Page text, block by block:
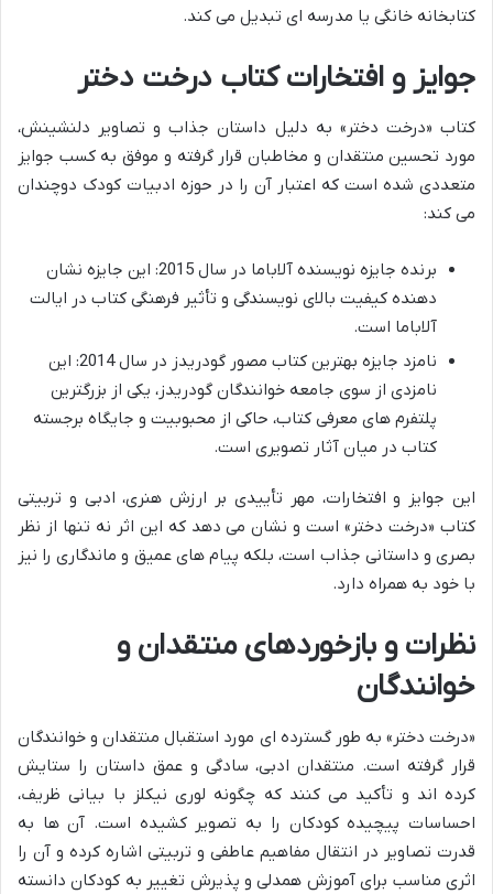
کتابخانه خانگی یا مدرسه ای تبدیل می کند.
جوایز و افتخارات کتاب درخت دختر
کتاب «درخت دختر» به دلیل داستان جذاب و تصاویر دلنشینش،
مورد تحسین منتقدان و مخاطبان قرار گرفته و موفق به کسب جوایز
متعددی شده است که اعتبار آن را در حوزه ادبیات کودک دوچندان
می کند:
برنده جایزه نویسنده آلاباما در سال 2015: این جایزه نشان
دهنده کیفیت بالای نویسندگی و تأثیر فرهنگی کتاب در ایالت
آلاباما است.
نامزد جایزه بهترین کتاب مصور گودریدز در سال 2014: این
نامزدی از سوی جامعه خوانندگان گودریدز، یکی از بزرگترین
پلتفرم های معرفی کتاب، حاکی از محبوبیت و جایگاه برجسته
کتاب در میان آثار تصویری است.
این جوایز و افتخارات، مهر تأییدی بر ارزش هنری، ادبی و تربیتی
کتاب «درخت دختر» است و نشان می دهد که این اثر نه تنها از نظر
بصری و داستانی جذاب است، بلکه پیام های عمیق و ماندگاری را نیز
با خود به همراه دارد.
نظرات و بازخوردهای منتقدان و
خوانندگان
«درخت دختر» به طور گسترده ای مورد استقبال منتقدان و خوانندگان
قرار گرفته است. منتقدان ادبی، سادگی و عمق داستان را ستایش
کرده اند و تأکید می کنند که چگونه لوری نیکلز با بیانی ظریف،
احساسات پیچیده کودکان را به تصویر کشیده است. آن ها به
قدرت تصاویر در انتقال مفاهیم عاطفی و تربیتی اشاره کرده و آن را
اثری مناسب برای آموزش همدلی و پذیرش تغییر به کودکان دانسته